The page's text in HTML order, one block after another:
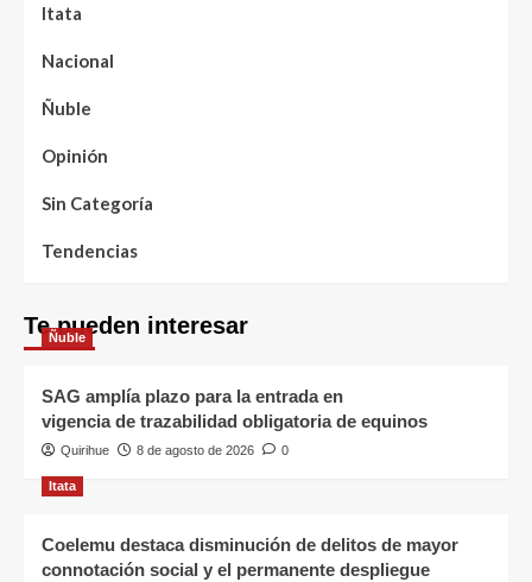
Itata
Nacional
Ñuble
Opinión
Sin Categoría
Tendencias
Te pueden interesar
Ñuble
SAG amplía plazo para la entrada en
vigencia de trazabilidad obligatoria de equinos
Quirihue 8 de agosto de 2026 0
Itata
Coelemu destaca disminución de delitos de mayor
connotación social y el permanente despliegue